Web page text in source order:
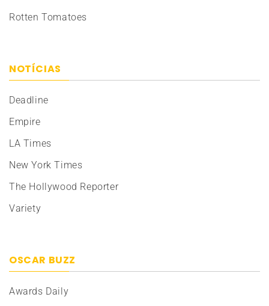
Rotten Tomatoes
NOTÍCIAS
Deadline
Empire
LA Times
New York Times
The Hollywood Reporter
Variety
OSCAR BUZZ
Awards Daily